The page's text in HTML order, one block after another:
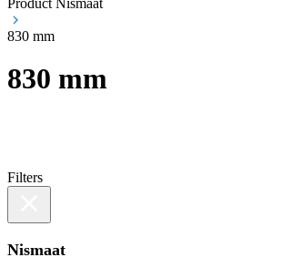
Product Nismaat
830 mm
830 mm
Filters
Nismaat